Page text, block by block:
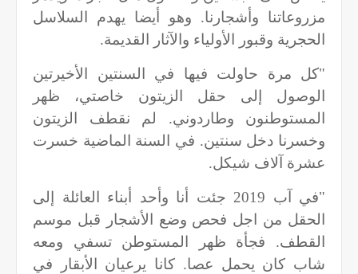
مزروعاتنا وأشجارنا. وهو أيضا يهدم السلاسل
الحجرية وقبور الأولياء والآثار القديمة.
"كل مرة حاولت فيها في السنتين الأخيرتين
الوصول إلى حقل الزيتون خاصتي، ظهر
المستوطنون وطاردوني. لم نقطف الزيتون
وخسرنا دخل سنتين. في السنة الماضية خسرت
عشرة آلاف شيكل.
"في آب 2019 جئت أنا وأحد أبناء العائلة إلى
الحقل من اجل فحص وضع الأشجار قبل موسم
القطف. فجأة ظهر المستوطن تسفي ومعه
شاب كان يحمل عصا. كانا يرعيان الأبقار في